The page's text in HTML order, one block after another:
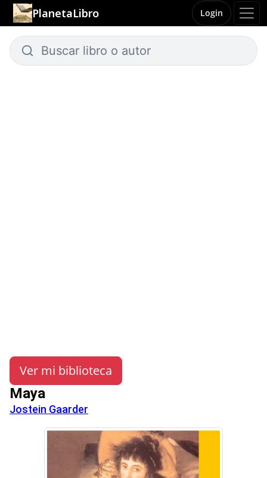
PlanetaLibro Login
Ver mi biblioteca
Maya
Jostein Gaarder